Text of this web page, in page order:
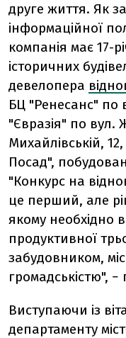
друге життя. Як
інформаційної
компанія має 17-
історичних
девелопера
БЦ "Ренесанс" по
"Євразія" по вул.
Михайлівській,
Посад",
"Конкурс на
це перший, але
якому необхідно
продуктивної
забудовником,
громадськістю",
Виступаючи із
департаменту